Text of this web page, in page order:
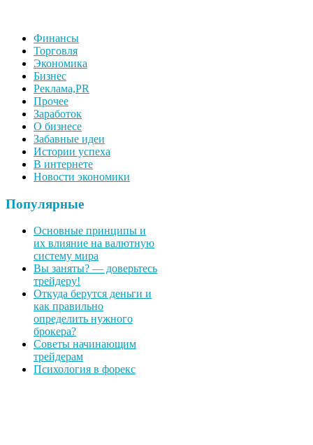
Финансы
Торговля
Экономика
Бизнес
Реклама,PR
Прочее
Заработок
О бизнесе
Забавные идеи
Истории успеха
В интернете
Новости экономики
Популярные
Основные принципы и
их влияние на валютную
систему мира
Вы заняты? — доверьтесь
трейдеру!
Откуда берутся деньги и
как правильно
определить нужного
брокера?
Советы начинающим
трейдерам
Психология в форекс